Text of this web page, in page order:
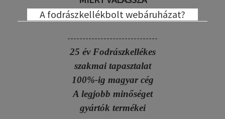
A fodrászkellékbolt webáruházat?
------------------------------
25 év Fodrászkellékes
szakmai tapasztalat
100%-ig magyar cég
A legjobb minőséget
gyártók termékei